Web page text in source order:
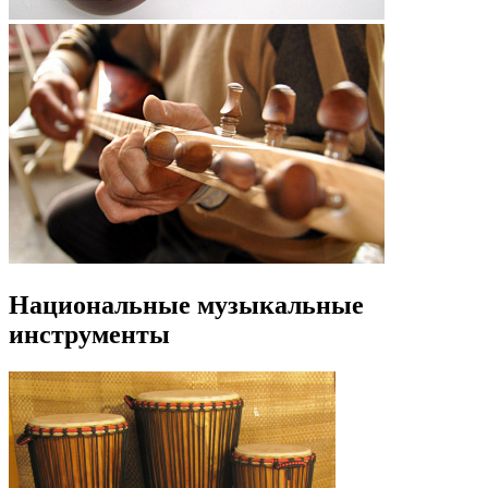
Национальные музыкальные
инструменты